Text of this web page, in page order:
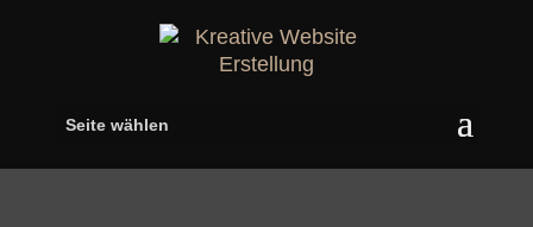
Seite wählen